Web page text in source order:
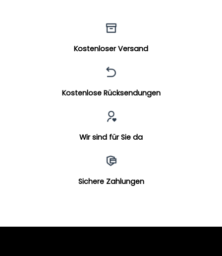
Kostenloser Versand
Kostenlose Rücksendungen
Wir sind für Sie da
Sichere Zahlungen